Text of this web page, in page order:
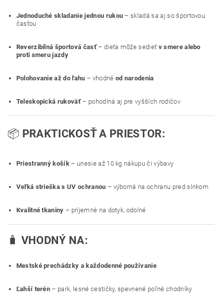
Jednoduché skladanie jednou rukou – skladá sa aj so športovou
časťou
Reverzibilná športová časť– dieťa môže sedieť v smere alebo
proti smeru jazdy
Polohovanie až do ľahu – vhodné od narodenia
Teleskopická rukoväť– pohodlná aj pre vyšších rodičov
📦 PRAKTICKOSŤ A PRIESTOR:
Priestranný košík – unesie až 10 kg nákupu či výbavy
Veľká strieška s UV ochranou – výborná na ochranu pred slnkom
Kvalitné tkaniny – príjemné na dotyk, odolné
🧳 VHODNÝ NA:
Mestské prechádzky a každodenné používanie
Ľahší terén – park, lesné cestičky, spevnené poľné chodníky